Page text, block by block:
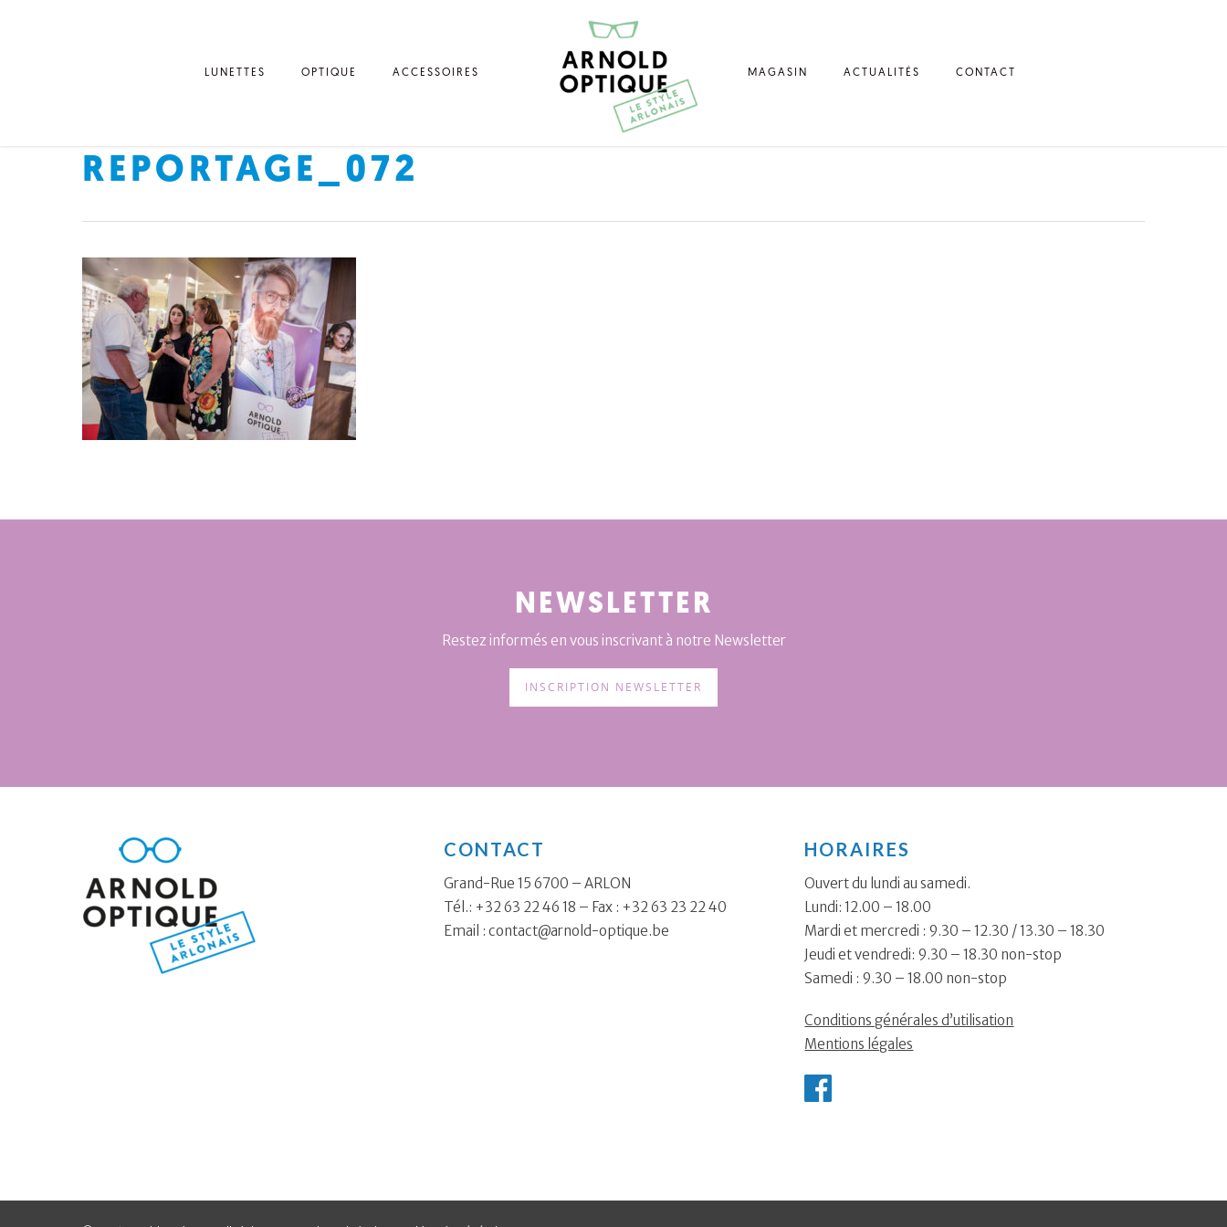
LUNETTES OPTIQUE ACCESSOIRES MAGASIN ACTUALITÉS CONTACT
REPORTAGE_072
NEWSLETTER
Restez informés en vous inscrivant à notre Newsletter
INSCRIPTION NEWSLETTER
CONTACT
Grand-Rue 15 6700 – ARLON
Tél.: +32 63 22 46 18 – Fax : +32 63 23 22 40
Email : contact@arnold-optique.be
HORAIRES
Ouvert du lundi au samedi.
Lundi: 12.00 – 18.00
Mardi et mercredi : 9.30 – 12.30 / 13.30 – 18.30
Jeudi et vendredi: 9.30 – 18.30 non-stop
Samedi : 9.30 – 18.00 non-stop
Conditions générales d’utilisation
Mentions légales